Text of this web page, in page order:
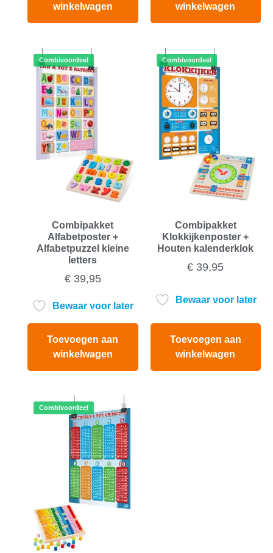
winkelwagen
winkelwagen
Combivoordeel
Combipakket
Alfabetposter +
Alfabetpuzzel kleine
letters
€39,95
Bewaar voor later
Toevoegen aan
winkelwagen
Combivoordeel
Combipakket
Klokkijkenposter +
Houten kalenderklok
€ 39,95
Bewaar voor later
Toevoegen aan
winkelwagen
Combivoordeel